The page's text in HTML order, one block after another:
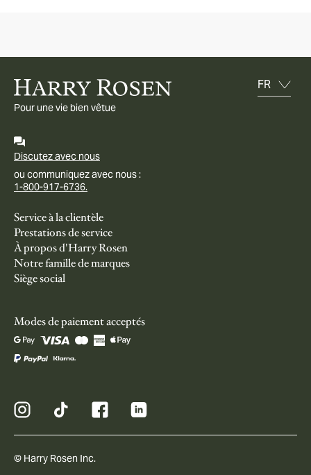
Pour une vie bien vêtue
Discutez avec nous
ou communiquez avec nous :
1-800-917-6736.
Service à la clientèle
Prestations de service
À propos d'Harry Rosen
Notre famille de marques
Siège social
Modes de paiement acceptés
© Harry Rosen Inc.